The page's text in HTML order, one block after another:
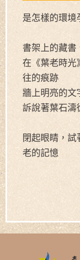
是怎樣的環境
書架上的藏書
在《葉老時光
往的痕跡
牆上明亮的文
訴說著葉石濤
閉起眼睛，
老的記憶